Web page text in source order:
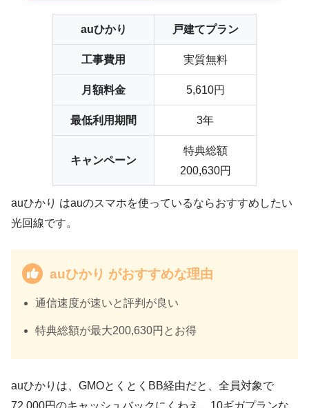
auひかり 戸建てプラン
工事費用 実質無料
月額料金 5,610円
最低利用期間 3年
キャンペーン
特典総額
200,630円
auひかり はauのスマホを使っているならおすすめしたい
光回線です。
auひかり がおすすめな理由
通信速度が速いと評判が良い
特典総額が最大200,630円とお得
auひかりは、GMOとくとくBB経由だと、全員対象で
72,000円のキャッシュバックにくわえ、10ギガプランな